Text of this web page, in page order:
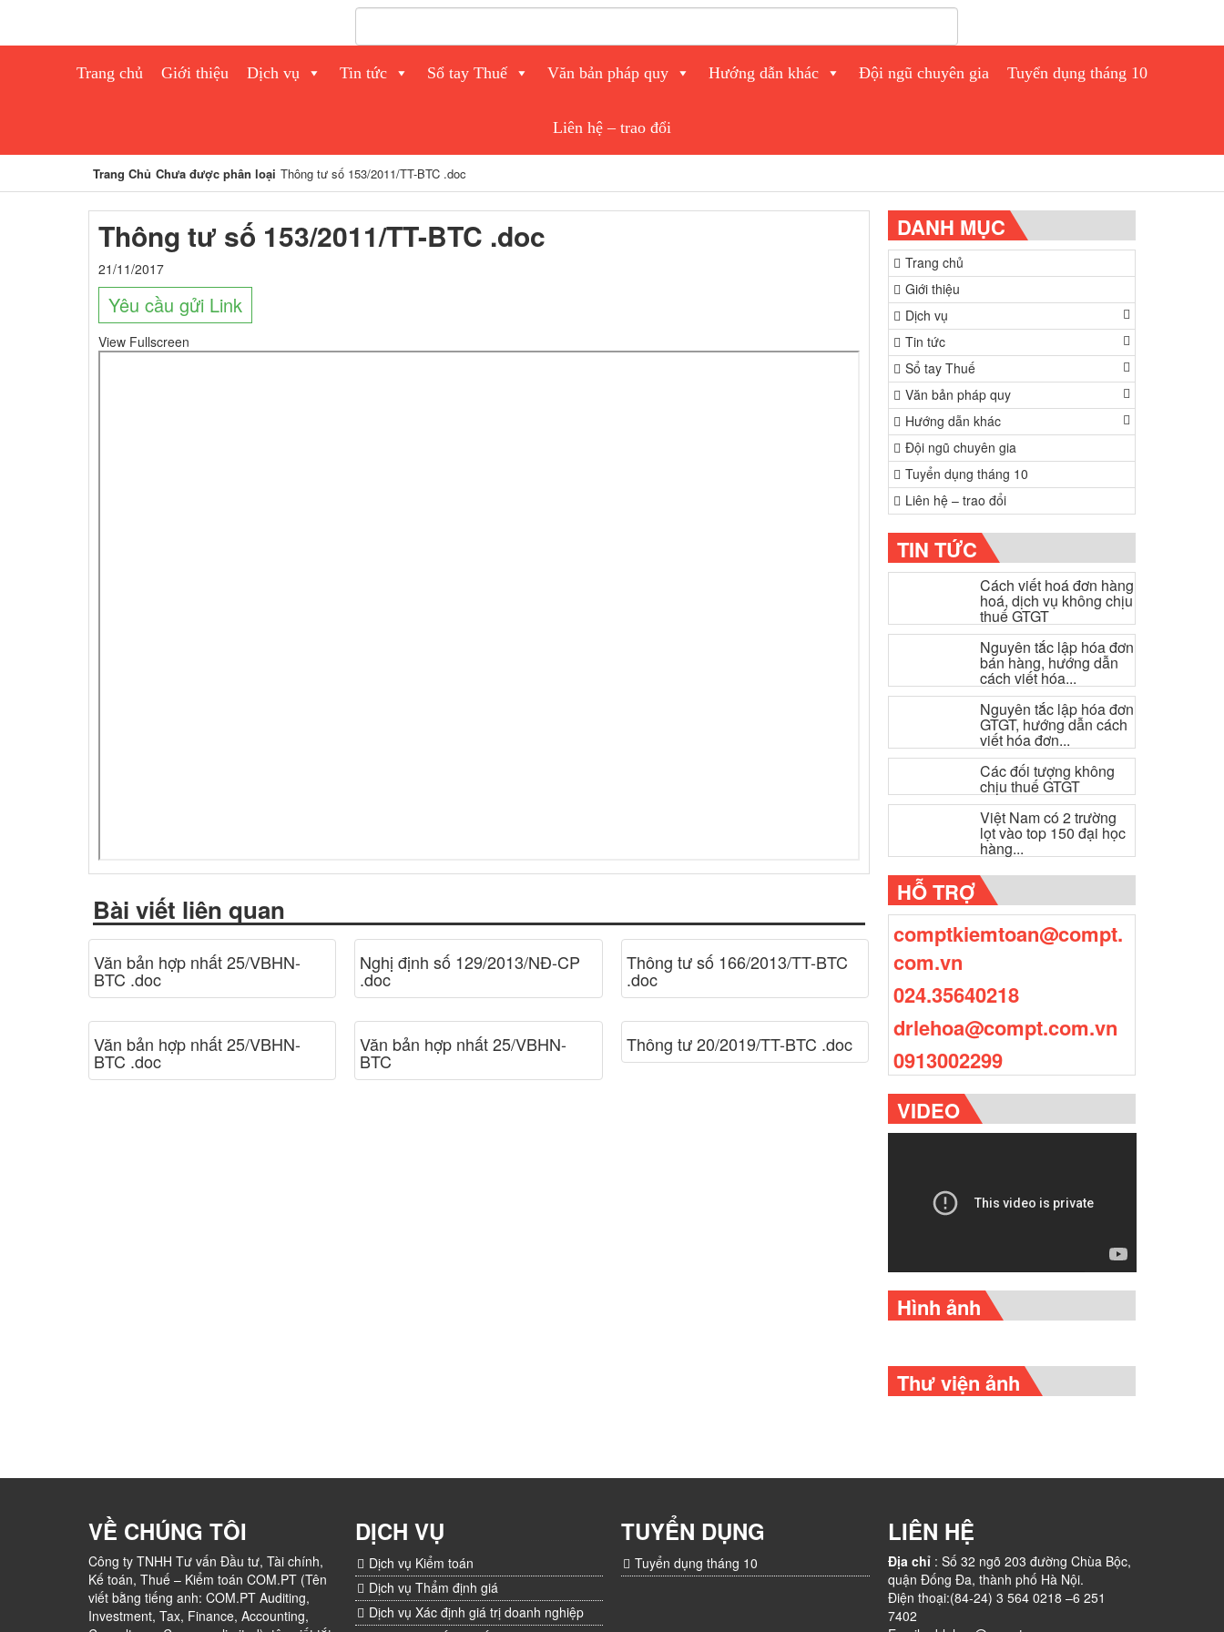
Trang chủ Giới thiệu Dịch vụ Tin tức Sổ tay Thuế Văn bản pháp quy Hướng dẫn khác Đội ngũ chuyên gia Tuyển dụng tháng 10
Liên hệ – trao đổi
Trang Chủ Chưa được phân loại Thông tư số 153/2011/TT-BTC .doc
Thông tư số 153/2011/TT-BTC .doc
21/11/2017
Yêu cầu gửi Link
View Fullscreen
Bài viết liên quan
Văn bản hợp nhất 25/VBHN-
BTC .doc
Nghị định số 129/2013/NĐ-CP
.doc
Thông tư số 166/2013/TT-BTC
.doc
Văn bản hợp nhất 25/VBHN-
BTC .doc
Văn bản hợp nhất 25/VBHN-
BTC
Thông tư 20/2019/TT-BTC .doc
DANH MỤC
Trang chủ
Giới thiệu
Dịch vụ
Tin tức
Sổ tay Thuế
Văn bản pháp quy
Hướng dẫn khác
Đội ngũ chuyên gia
Tuyển dụng tháng 10
Liên hệ – trao đổi
TIN TỨC
Cách viết hoá đơn hàng
hoá, dịch vụ không chịu
thuế GTGT
Nguyên tắc lập hóa đơn
bán hàng, hướng dẫn
cách viết hóa...
Nguyên tắc lập hóa đơn
GTGT, hướng dẫn cách
viết hóa đơn...
Các đối tượng không
chịu thuế GTGT
Việt Nam có 2 trường
lọt vào top 150 đại học
hàng...
HỖ TRỢ
comptkiemtoan@compt.
com.vn
024.35640218
drlehoa@compt.com.vn
0913002299
VIDEO
Hình ảnh
Thư viện ảnh
VỀ CHÚNG TÔI
Công ty TNHH Tư vấn Đầu tư, Tài chính,
Kế toán, Thuế – Kiểm toán COM.PT (Tên
viết bằng tiếng anh: COM.PT Auditing,
Investment, Tax, Finance, Accounting,
DỊCH VỤ
Dịch vụ Kiểm toán
Dịch vụ Thẩm định giá
Dịch vụ Xác định giá trị doanh nghiệp
TUYỂN DỤNG
Tuyển dụng tháng 10
LIÊN HỆ
Địa chỉ: Số 32 ngõ 203 đường Chùa Bộc,
quận Đống Đa, thành phố Hà Nội.
Điện thoại:(84-24) 3 564 0218 –6 251
7402